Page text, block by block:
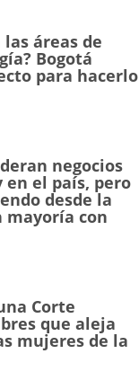
áreas de
Bogotá
para hacerlo
negocios
en el país, pero
desde la
mayoría con
Corte
que aleja
mujeres de la